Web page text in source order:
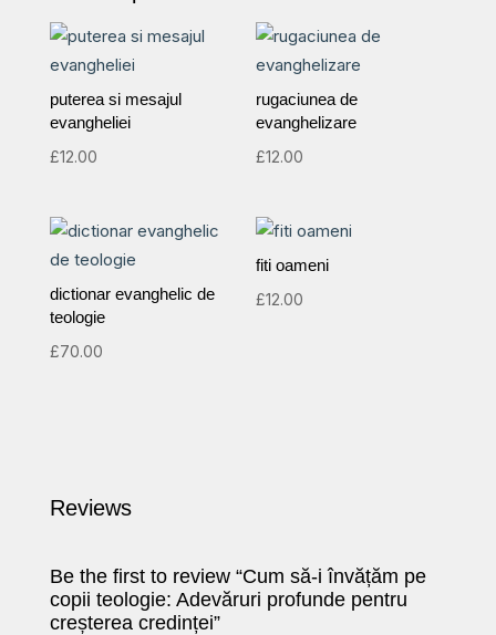
puterea si mesajul
evangheliei
£12.00
rugaciunea de
evanghelizare
£12.00
dictionar evanghelic de
teologie
£70.00
fiti oameni
£12.00
Reviews
Be the first to review “Cum să-i învățăm pe
copii teologie: Adevăruri profunde pentru
creșterea credinței”